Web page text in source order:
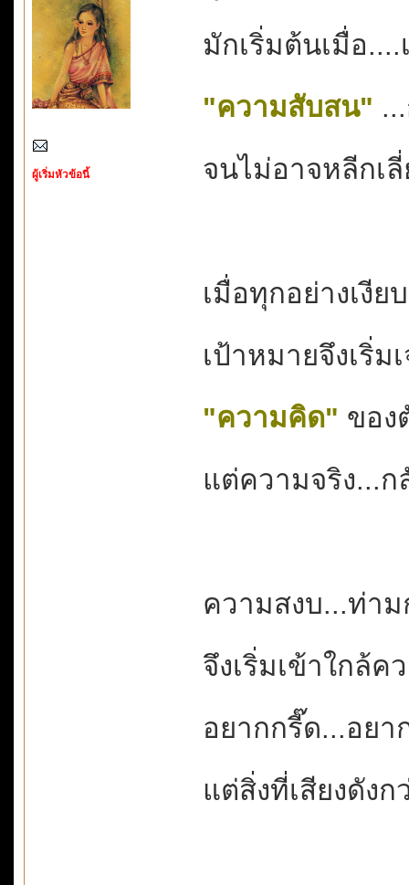
ผู้เริ่มหัวข้อนี้
มักเริ่มต้นเมื่อ....
"ความสับสน"
จนไม่อาจหลีกเ
เมื่อทุกอย่างเงีย
เป้าหมายจึงเริ่
"ความคิด" ของ
แต่ความจริง...
ความสงบ...ท่า
จึงเริ่มเข้าใกล้
อยากกรี๊ด...อย
แต่สิ่งที่เสียงดัง